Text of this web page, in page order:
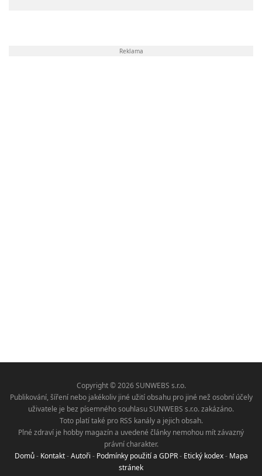
Reklama
Copyright © 2026 SUNWEBS s.r.o.
Publikování, šíření nebo jakékoliv jiné užití obsahu pro jiné než osobní účely
uživatele je bez písemného souhlasu SUNWEBS s.r.o. zakázáno.
Toto platí také pro RSS kanály a jejich obsah.
Plné zdraví je hobby magazín a uvedené články nemohou mít závazný
právní charakter.
Domů- Kontakt-Autoři - Podmínky použití a GDPR- Etický kodex- Mapa
stránek